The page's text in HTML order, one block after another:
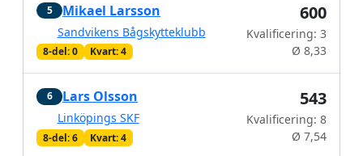
5 Mikael Larsson
Sandvikens Bågskytteklubb
8-del: 0 Kvart: 4
600
Kvalificering: 3
Ø 8,33
6 Lars Olsson
Linköpings SKF
8-del: 6 Kvart: 4
543
Kvalificering: 8
Ø 7,54